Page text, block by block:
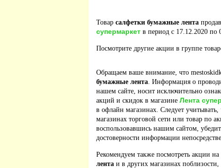
Товар салфетки бумажные лента
супермаркет в период с 17.12.2020 по
Посмотрите другие акции в группе
Обращаем ваше внимание, что
бумажные лента. Информация о
нашем сайте, носит исключительно
акций и скидок в магазине Лента
в офлайн магазинах. Следует
магазинах торговой сети или товар по
воспользовавшись нашим сайтом,
достоверности информации
Рекомендуем также посмотреть акции
лента и в других магазинах